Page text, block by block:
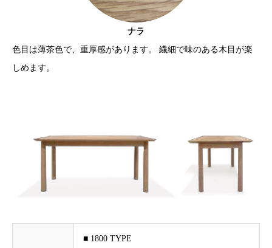
ナラ
色目は薄茶色で、重厚感があります。 繊細で味のある木目が楽
しめます。
■ 1800 TYPE